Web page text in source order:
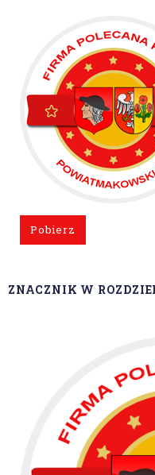
Pobierz
ZNACZNIK W